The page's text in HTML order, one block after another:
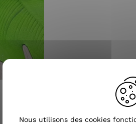
Nous utilisons des cookies